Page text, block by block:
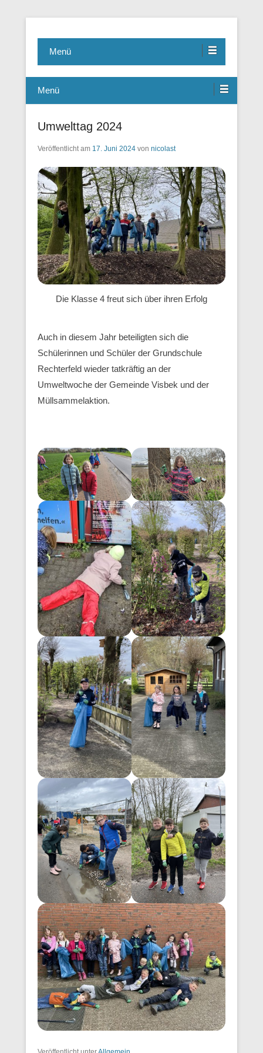
Grundschule Rechterfeld
Menü
Menü
Umwelttag 2024
Veröffentlicht am 17. Juni 2024 von nicolast
Die Klasse 4 freut sich über ihren Erfolg
Auch in diesem Jahr beteiligten sich die
Schülerinnen und Schüler der Grundschule
Rechterfeld wieder tatkräftig an der
Umweltwoche der Gemeinde Visbek und der
Müllsammelaktion.